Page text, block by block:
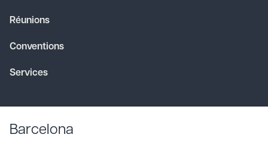
Réunions
Conventions
Services
Barcelona